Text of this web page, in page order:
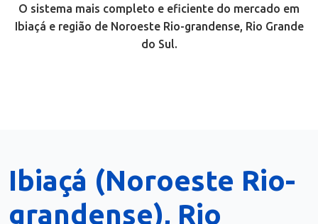
O sistema mais completo e eficiente do mercado em
Ibiaçá e região de Noroeste Rio-grandense, Rio Grande
do Sul.
Ibiaçá (Noroeste Rio-
grandense), Rio